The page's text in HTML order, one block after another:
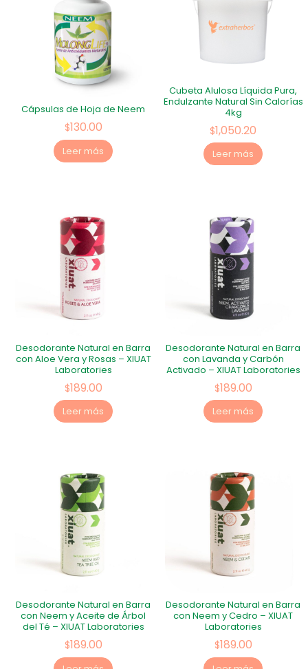
Cápsulas de Hoja de Neem
$130.00
Leer más
Cubeta Alulosa Líquida Pura,
Endulzante Natural Sin Calorías
4kg
$1,050.20
Leer más
Desodorante Natural en Barra
con Aloe Vera y Rosas – XIUAT
Laboratories
$189.00
Leer más
Desodorante Natural en Barra
con Lavanda y Carbón
Activado – XIUAT Laboratories
$189.00
Leer más
Desodorante Natural en Barra
con Neem y Aceite de Árbol
del Té – XIUAT Laboratories
$189.00
Desodorante Natural en Barra
con Neem y Cedro – XIUAT
Laboratories
$189.00